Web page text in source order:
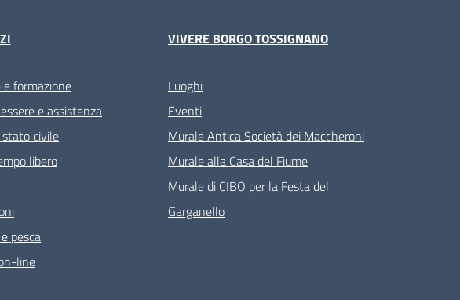
e formazione
e assistenza
civile
libero
pesca
line
VIVERE BORGO TOSSIGNANO
Luoghi
Eventi
Murale Antica Società dei Maccheroni
Murale alla Casa del Fiume
Murale di CIBO per la Festa del
Garganello